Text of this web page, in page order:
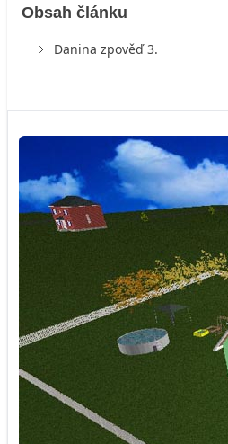
Obsah článku
Danina zpověď 3.